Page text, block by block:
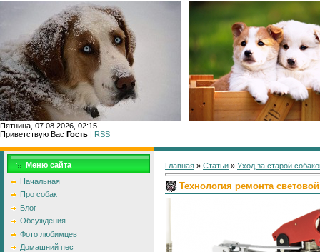
Пятница, 07.08.2026, 02:15
Приветствую Вас Гость | RSS
Меню сайта
Начальная
Про собак
Блог
Обсуждения
Фото любимцев
Домашний пес
Главная » Статьи » Уход за старой
Технология ремонта